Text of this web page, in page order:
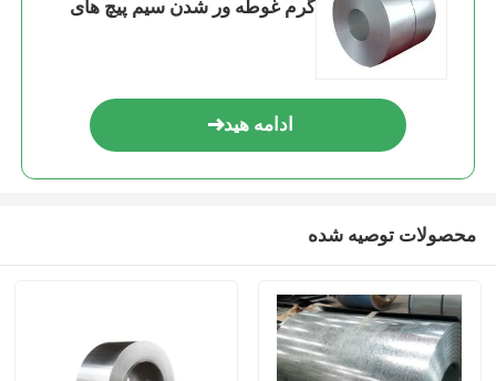
گرم غوطه ور شدن سیم پیچ های
ادامه هید
محصولات توصیه شده